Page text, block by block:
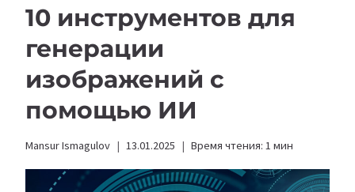
10 инструментов для
генерации
изображений с
помощью ИИ
Mansur Ismagulov 13.01.2025 Время чтения: 1 мин